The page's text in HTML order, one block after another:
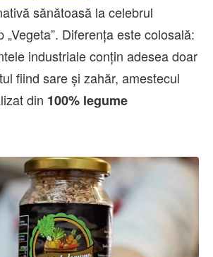
sănătoasă la celebrul
Diferența este colosală:
industriale conțin adesea doar
fiind sare și zahăr, amestecul
din 100% legume